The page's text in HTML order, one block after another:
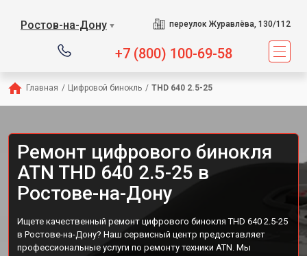
Ростов-на-Дону ▼ переулок Журавлёва, 130/112
+7 (800) 100-69-58
Главная / Цифровой бинокль / THD 640 2.5-25
Ремонт цифрового бинокля
ATN THD 640 2.5-25 в
Ростове-на-Дону
Ищете качественный ремонт цифрового бинокля THD 640 2.5-25
в Ростове-на-Дону? Наш сервисный центр предоставляет
профессиональные услуги по ремонту техники ATN. Мы